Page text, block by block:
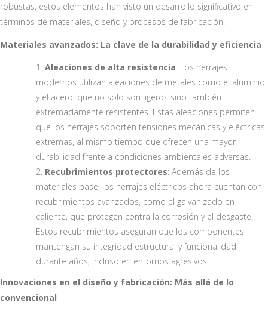
robustas, estos elementos han visto un desarrollo significativo en
términos de materiales, diseño y procesos de fabricación.
Materiales avanzados: La clave de la durabilidad y eficiencia
Aleaciones de alta resistencia: Los herrajes
modernos utilizan aleaciones de metales como el aluminio
y el acero, que no solo son ligeros sino también
extremadamente resistentes. Estas aleaciones permiten
que los herrajes soporten tensiones mecánicas y eléctricas
extremas, al mismo tiempo que ofrecen una mayor
durabilidad frente a condiciones ambientales adversas.
Recubrimientos protectores: Además de los
materiales base, los herrajes eléctricos ahora cuentan con
recubrimientos avanzados, como el galvanizado en
caliente, que protegen contra la corrosión y el desgaste.
Estos recubrimientos aseguran que los componentes
mantengan su integridad estructural y funcionalidad
durante años, incluso en entornos agresivos.
Innovaciones en el diseño y fabricación: Más allá de lo
convencional